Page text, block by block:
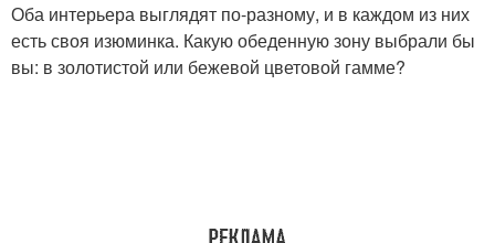
Оба интерьера выглядят по-разному, и в каждом из них
есть своя изюминка. Какую обеденную зону выбрали бы
вы: в золотистой или бежевой цветовой гамме?